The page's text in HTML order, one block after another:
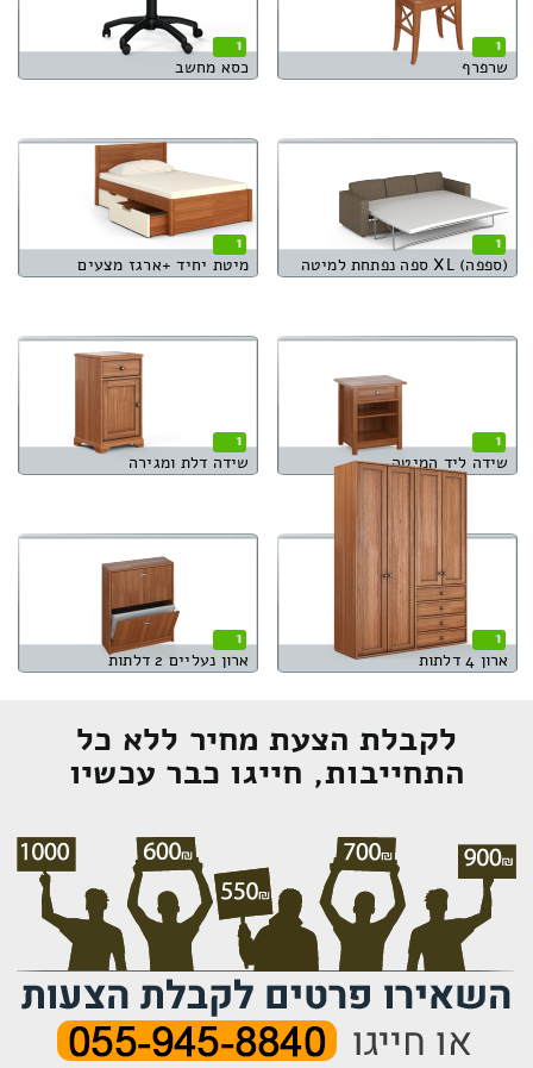
1
שרפרף
1
כסא מחשב
1
(ספפה) XL ספה נפתחת למיטה
1
מיטת יחיד +ארגז מצעים
1
שידה ליד המיטה
1
שידה דלת ומגירה
1
ארון 4 דלתות
1
ארון נעליים 2 דלתות
לקבלת הצעת מחיר ללא כל
התחייבות, חייגו כבר עכשיו